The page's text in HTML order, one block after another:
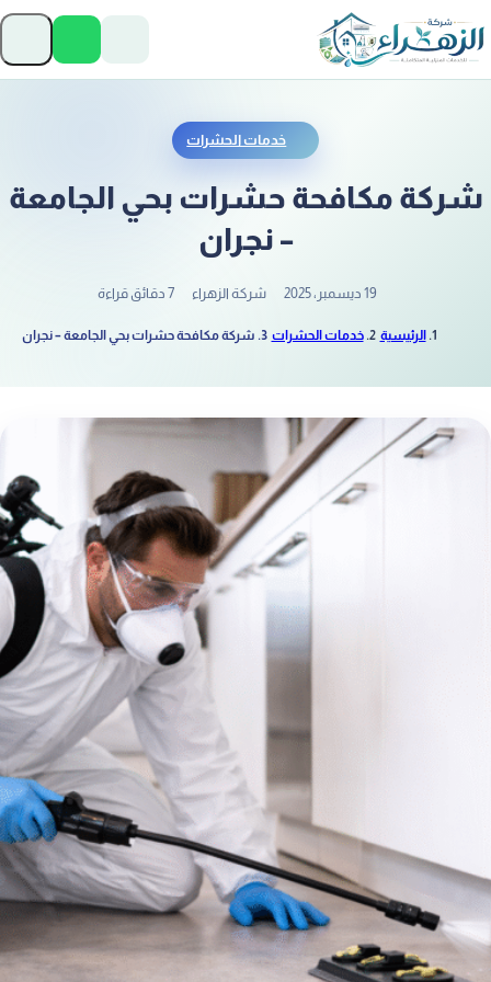
تخطَّ إلى المحتوى
خدمات الحشرات
شركة مكافحة حشرات بحي الجامعة
– نجران
19 ديسمبر، 2025 شركة الزهراء 7 دقائق قراءة
الرئيسية خدمات الحشرات شركة مكافحة حشرات بحي الجامعة – نجران